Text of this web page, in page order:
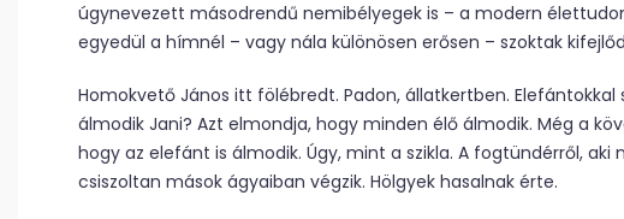
úgynevezett másodrendű nemibélyegek is – a modern
egyedül a hímnél – vagy nála különösen erősen – szoktak
Homokvető János itt fölébredt. Padon, állatkertben.
álmodik Jani? Azt elmondja, hogy minden élő álmodik. Még a
hogy az elefánt is álmodik. Úgy, mint a szikla. A fogtündérről,
csiszoltan mások ágyaiban végzik. Hölgyek hasalnak érte.